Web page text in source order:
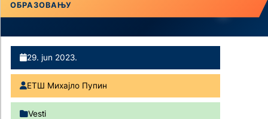
ОБРАЗОВАЊУ
29. jun 2023.
ЕТШ Михајло Пупин
Vesti